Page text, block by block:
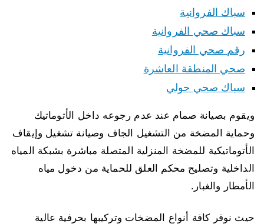
سباك الفروانية
سباك صحي الفروانية
رقم صحي الفروانية
صحي المنطقة العاشرة
سباك صحي حولي
ويقوم بصيانة صمام عند عدم رجوعه داخل الأتوماتيك
وحماية المضخة من التشغيل الجاف وصيانة تشغيل وإيقاف
الأتوماتيكية للمضخة المنزلية المتصلة مباشرة بشبكة المياه
الداخلية وتصليح محكم العلق للحماية من دخول مياه
الأمطار والغبار.
حيث نوفر كافة أنواع المضخات وتركيبها بحرفية عالية